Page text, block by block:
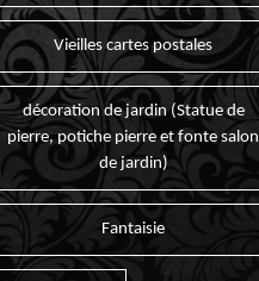
Vieilles cartes postales
décoration de jardin (Statue de
pierre, potiche pierre et fonte salon
de jardin)
Fantaisie